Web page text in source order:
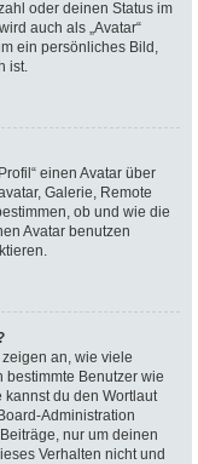
oder deinen Status im
auch als „Avatar“
ein persönliches Bild,
ist.
einen Avatar über
Galerie, Remote
ob und wie die
Avatar benutzen
an, wie viele
bestimmte Benutzer wie
kannst du den Wortlaut
Administration
nur um deinen
Verhalten nicht und